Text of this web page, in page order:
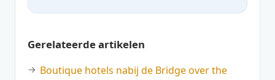
Gerelateerde artikelen
Boutique hotels nabij de Bridge over the